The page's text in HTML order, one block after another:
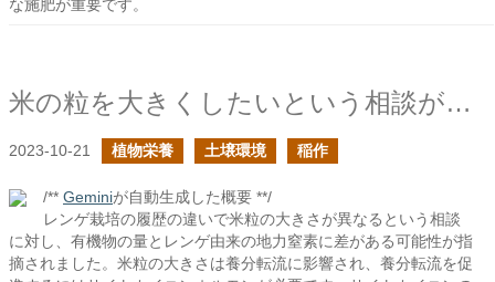
な施肥が重要です。
米の粒を大きくしたいという相談があったの続き
2023-10-21 植物栄養 土壌環境 稲作
/** Geminiが自動生成した概要 **/
レンゲ栽培の履歴の違いで米粒の大きさが異なるという相談
に対し、有機物の量とレンゲ由来の地力窒素に差がある可能性が指
摘されました。米粒の大きさは養分転流に影響され、養分転流を促